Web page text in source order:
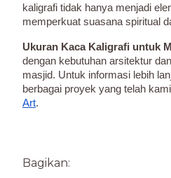
kaligrafi tidak hanya menjadi
memperkuat suasana spiritual
Ukuran Kaca Kaligrafi untuk
dengan kebutuhan arsitektur
masjid. Untuk informasi lebih
berbagai proyek yang telah
Art.
Bagikan: